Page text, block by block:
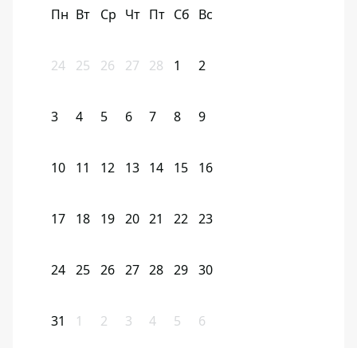
Пн Вт Ср Чт Пт Сб Вс
24 25 26 27 28 1 2
3 4 5 6 7 8 9
10 11 12 13 14 15 16
17 18 19 20 21 22 23
24 25 26 27 28 29 30
31 1 2 3 4 5 6